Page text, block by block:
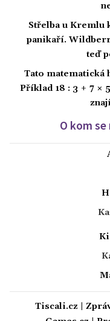
Střelba u Kremlu
panikaří.
teď
Tato matematická
Příklad 18 : 3 + 7 ×
O kom
Tiscali.cz